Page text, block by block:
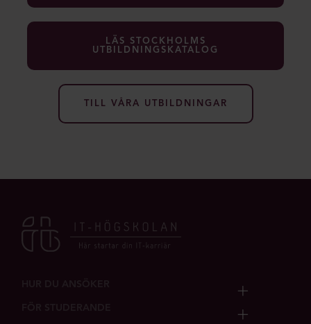
LÄS STOCKHOLMS
UTBILDNINGSKATALOG
TILL VÅRA UTBILDNINGAR